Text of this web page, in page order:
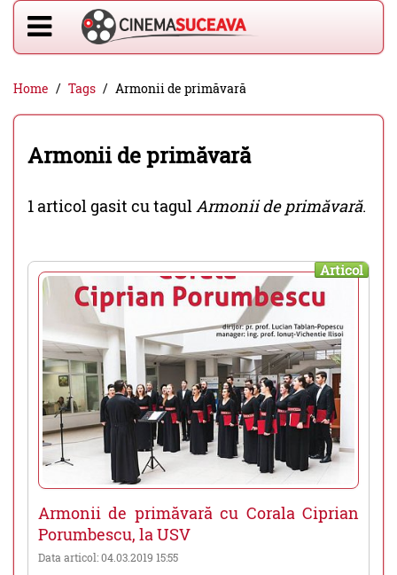
Home Tags Armonii de primăvară
Armonii de primăvară
1 articol gasit cu tagulArmonii de primăvară.
Articol
Armonii de primăvară cu Corala Ciprian
Porumbescu, la USV
Data articol: 04.03.2019 15:55